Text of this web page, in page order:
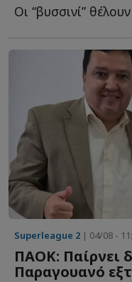
Οι “βυσσινί”
Superleague 2 | 04/08 -
ΠΑΟΚ: Παίρνει
Παραγουανό